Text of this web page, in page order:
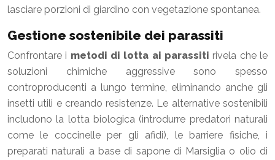
lasciare porzioni di giardino con vegetazione spontanea.
Gestione sostenibile dei parassiti
Confrontare i metodi di lotta ai parassiti rivela che le
soluzioni chimiche aggressive sono spesso
controproducenti a lungo termine, eliminando anche gli
insetti utili e creando resistenze. Le alternative sostenibili
includono la lotta biologica (introdurre predatori naturali
come le coccinelle per gli afidi), le barriere fisiche, i
preparati naturali a base di sapone di Marsiglia o olio di